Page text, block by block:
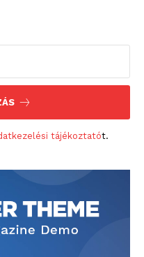
tájékoztatót.